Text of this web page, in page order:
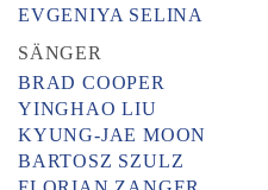
EVGENIYA SELINA
SÄNGER
BRAD COOPER
YINGHAO LIU
KYUNG-JAE MOON
BARTOSZ SZULZ